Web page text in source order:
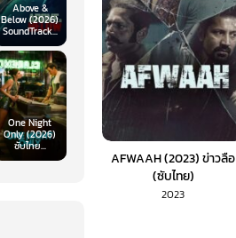
AFWAAH (2023) ข่าวลือ
(ซับไทย)
2023
Above &
Below (2026)
SoundTrack...
One Night
Only (2026)
ซับไทย...